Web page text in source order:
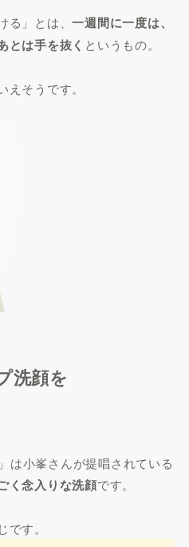
る」とは、一週間に一度は、
とは手を抜く というもの。
えそうです。
洗顔を
は小峯さんが提唱されている
く念入りな洗顔です。
す。